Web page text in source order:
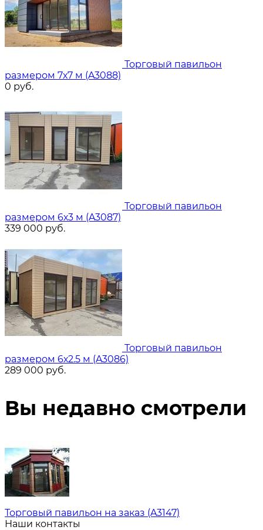
Торговый павильон
размером 7х7 м (A3088)
0 руб.
Торговый павильон
размером 6х3 м (A3087)
339 000 руб.
Торговый павильон
размером 6х2.5 м (A3086)
289 000 руб.
Вы недавно смотрели
Торговый павильон на заказ (A3147)
Наши контакты